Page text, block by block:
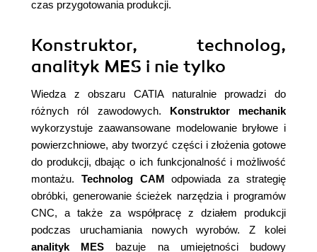
czas przygotowania produkcji.
Konstruktor, technolog,
analityk MES i nie tylko
Wiedza z obszaru CATIA naturalnie prowadzi do
różnych ról zawodowych. Konstruktor mechanik
wykorzystuje zaawansowane modelowanie bryłowe i
powierzchniowe, aby tworzyć części i złożenia gotowe
do produkcji, dbając o ich funkcjonalność i możliwość
montażu. Technolog CAM odpowiada za strategię
obróbki, generowanie ścieżek narzędzia i programów
CNC, a także za współpracę z działem produkcji
podczas uruchamiania nowych wyrobów. Z kolei
analityk MES bazuje na umiejętności budowy